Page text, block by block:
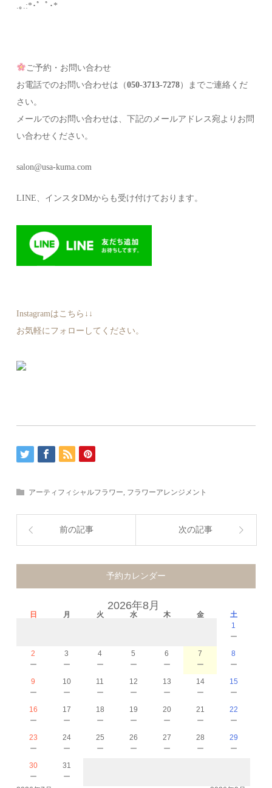
.｡.:*･゜ﾟ･*
ご予約・お問い合わせ
お電話でのお問い合わせは（050-3713-7278）までご連絡くだ
さい。
メールでのお問い合わせは、下記のメールアドレス宛よりお問
い合わせください。
salon@usa-kuma.com
LINE、インスタDMからも受け付けております。
Instagramはこちら↓↓
お気軽にフォローしてください。
アーティフィシャルフラワー フラワーアレンジメント
前の記事 次の記事
予約カレンダー
2026年8月
日 月 火 水 木 金
土
1
－
2
－
3
－
4
－
5
－
6
－
7
－
8
－
9
－
10
－
11
－
12
－
13
－
14
－
15
－
16
－
17
－
18
－
19
－
20
－
21
－
22
－
23
－
24
－
25
－
26
－
27
－
28
－
29
－
30
－
31
－